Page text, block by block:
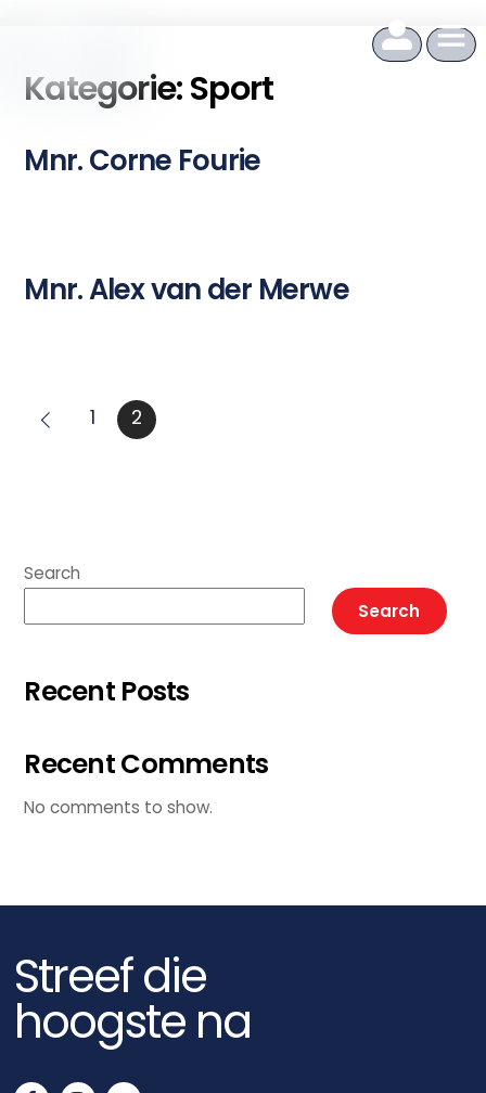
Kategorie:Sport
Mnr. Corne Fourie
Mnr. Alex van der Merwe
1 2
Search
Search
Recent Posts
Recent Comments
No comments to show.
Streef die
hoogste na